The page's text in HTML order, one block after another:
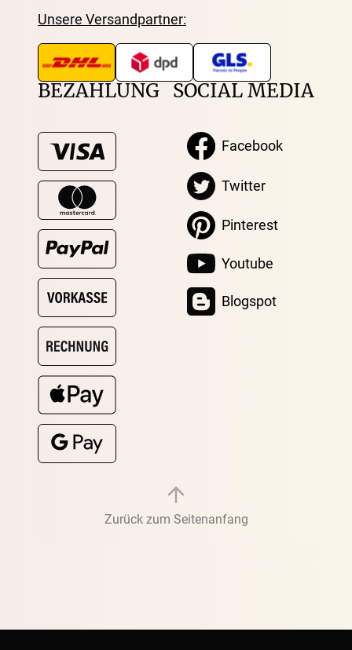
Unsere Versandpartner:
BEZAHLUNG SOCIAL MEDIA
Facebook
Twitter
Pinterest
Youtube
Blogspot
Zurück zum Seitenanfang